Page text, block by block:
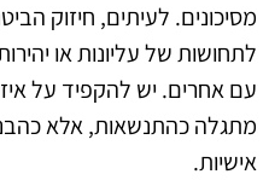
מסיכונים. לעיתים, חיזוק
לתחושות של עליונות או
עם אחרים. יש להקפיד על
מתגלה כהתנשאות, אלא
אישיות.